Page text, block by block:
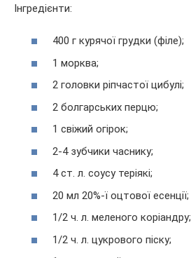
Інгредієнти:
400 г курячої грудки (філе);
1 морква;
2 головки ріпчастої цибулі;
2 болгарських перцю;
1 свіжий огірок;
2-4 зубчики часнику;
4 ст. л. соусу теріякі;
20 мл 20%-ї оцтової есенції;
1/2 ч. л. меленого коріандру;
1/2 ч. л. цукрового піску;